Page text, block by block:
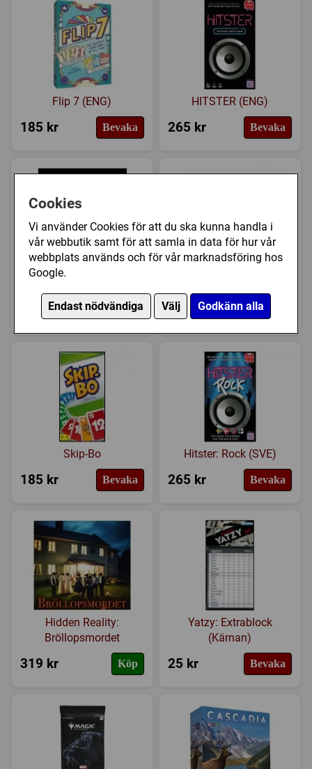
Cookies
Vi använder Cookies för att du ska kunna handla i
vår webbutik samt för att samla in data för hur vår
webbplats används och för vår marknadsföring hos
Google.
Endast nödvändiga Välj Godkänn alla
Flip 7 (ENG)
185 kr Bevaka
HITSTER (ENG)
265 kr Bevaka
Hidden Reality:
299 kr Köp 179 kr Bevaka
Skip-Bo
185 kr Bevaka
Hitster: Rock (SVE)
265 kr Bevaka
Hidden Reality:
Bröllopsmordet
319 kr Köp
Yatzy: Extrablock
(Kärnan)
25 kr Bevaka